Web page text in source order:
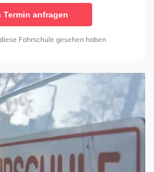
Termin anfragen
Fahrschule gesehen haben